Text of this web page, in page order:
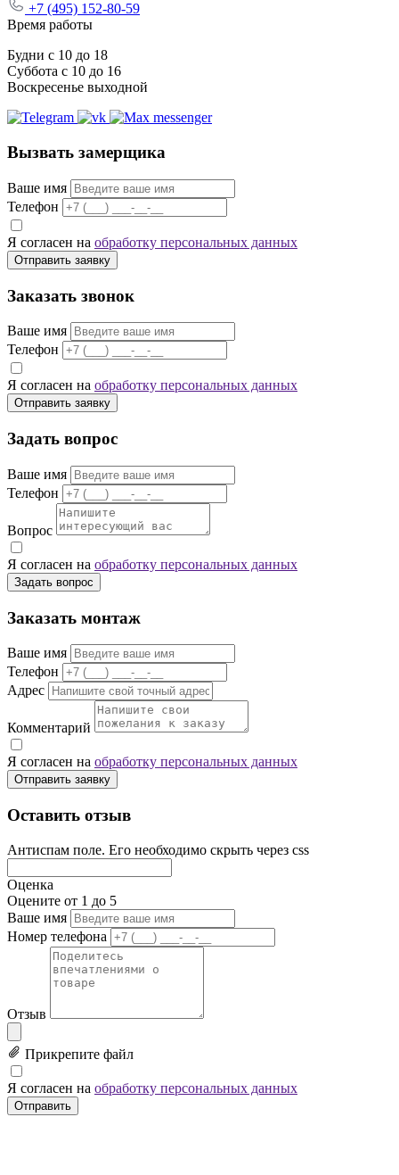
+7 (495) 152-80-59
Время работы
Будни с 10 до 18
Суббота с 10 до 16
Воскресенье выходной
Вызвать замерщика
Ваше имя
Телефон
Я согласен на обработку персональных данных
Отправить заявку
Заказать звонок
Ваше имя
Телефон
Я согласен на обработку персональных данных
Отправить заявку
Задать вопрос
Ваше имя
Телефон
Вопрос
Я согласен на обработку персональных данных
Задать вопрос
Заказать монтаж
Ваше имя
Телефон
Адрес
Комментарий
Я согласен на обработку персональных данных
Отправить заявку
Оставить отзыв
Антиспам поле. Его необходимо скрыть через css
Оценка
Оцените от 1 до 5
Ваше имя
Номер телефона
Отзыв
Прикрепите файл
Я согласен на обработку персональных данных